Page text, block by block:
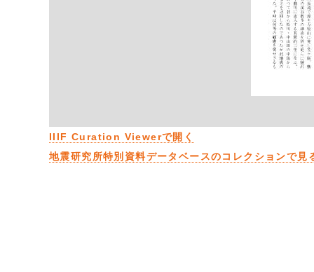
IIIF Curation Viewerで開く
地震研究所特別資料データベースのコレクションで見